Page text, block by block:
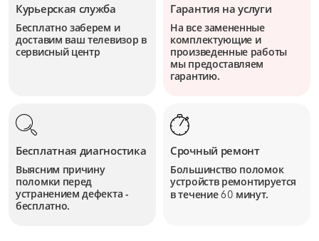
Курьерская служба
Бесплатно заберем и
доставим ваш телевизор в
сервисный центр
Гарантия на услуги
На все замененные
комплектующие и
произведенные работы
мы предоставляем
гарантию.
Бесплатная диагностика
Выясним причину
поломки перед
устранением дефекта -
бесплатно.
Срочный ремонт
Большинство поломок
устройств ремонтируется
в течение60 минут.